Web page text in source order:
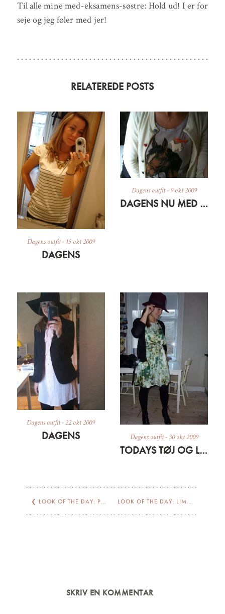
Til alle mine med-eksamens-søstre: Hold ud! I er for
seje og jeg føler med jer!
RELATEREDE POSTS
Dagens outfit- 15 okt 2009
DAGENS
Dagens outfit- 9 okt 2009
DAGENS NU MED DYR
Dagens outfit-22 okt 2009
DAGENS Dagens outfit-30 okt 2009
TODAYS TØJ OG LIDT OM EN SILKESÆL
❮ LOOK OF THE DAY: PALE ALE LOOK OF THE DAY: LIME LIGHT
SKRIV EN KOMMENTAR